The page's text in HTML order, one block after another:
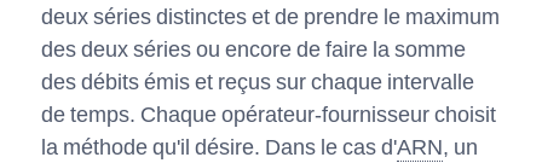
deux séries distinctes et de prendre le maximum
des deux séries ou encore de faire la somme
des débits émis et reçus sur chaque intervalle
de temps. Chaque opérateur-fournisseur choisit
la méthode qu'il désire. Dans le cas d'ARN, un